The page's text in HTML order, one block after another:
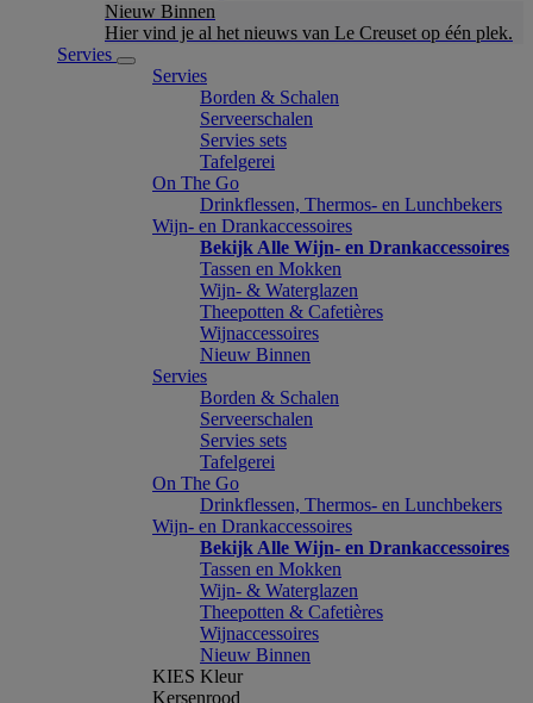
Nieuw Binnen
Hier vind je al het nieuws van Le Creuset op één plek.
Servies
Servies
Borden & Schalen
Serveerschalen
Servies sets
Tafelgerei
On The Go
Drinkflessen, Thermos- en Lunchbekers
Wijn- en Drankaccessoires
Bekijk Alle Wijn- en Drankaccessoires
Tassen en Mokken
Wijn- & Waterglazen
Theepotten & Cafetières
Wijnaccessoires
Nieuw Binnen
Servies
Borden & Schalen
Serveerschalen
Servies sets
Tafelgerei
On The Go
Drinkflessen, Thermos- en Lunchbekers
Wijn- en Drankaccessoires
Bekijk Alle Wijn- en Drankaccessoires
Tassen en Mokken
Wijn- & Waterglazen
Theepotten & Cafetières
Wijnaccessoires
Nieuw Binnen
KIES Kleur
Kersenrood